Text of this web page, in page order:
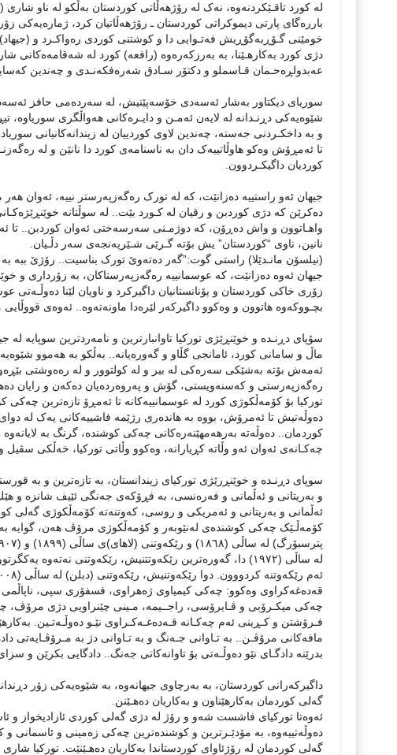
لە کورد تاقـێکردنەوە، نەک لە رۆژهەڵاتی کوردستان بەڵکو لە ناو
باررەگای پارتی دیموکراتی کوردستان ـ رۆژهەڵاتیان کرد، ژمارەیەکی
خومێنی گـۆڕبەگۆڕیش فەتـوایی دا و کوشتنی کوردی رەواکـرد و
دژی کورد بەکارهـێنا، بە بەرزکەرەوە (رافعە) کورد لە شەقامەەکانی
عەبدولڕەحـمان قـاسملو و دکتۆر سـادق شەرەفکەنـدی و چەندین
سوریای دیکتاور بەشار ئەسەدی خۆسەپێنیش، لە سەردەمی حافز ئەسەدی
شێوەیەکی دڕنـدانە لە لایەن ئەمـن و دایـرەکانی هەواڵگری
و بە داخکـردنی جەستە، چەندین لاوی کوردییان لە زیندانەکانیانی
تا ئەمڕۆش وەکو هاوڵاتییەک دان بە ناسنامەی کورد دا نانێن و لە
کوردیان داگیکـردوون.
جیهان ئەو راستییە دەزانێت، کە لە تورک رەگەزپەرستر نییە، ئەوان هەر
دەکرێن کە دژی کوردبن و رقیان لە کـورد بێت.. لە سوڵتانە خوێنڕێژەکـانی
واهـاتوون و واش دەڕۆن، کە دوژمـنی سەرسەختی ئەوان کوردبن.. تا
نانین، ناوی “کوردستان” یش بۆتە گـرێی شـێرپەنجەی سەر دڵـیان.
(نیلسۆن مانـدێلا) راستی گوت:”گەر دەتەوێ تورک بناسیت.. رۆژێ ببە بە
جیهان ئەوە دەزانێت، کە عوسمانییە رەگەزپەرستاکان، بە زۆرداری و
زۆری خاکی کوردستان و یۆنانستانیان داگیرکرد و ناویان لێنا دەوڵـەتی
بچـووکەوە هاتوون و وەکوو داگیرکەر لێرەدا ماونەتەوە.. ئەوەی
سۆپای دڕنـدە و خوێنڕێژی تورکیا تاوانبارترین و نامەردترین سوپایە
ماڵ و سامانی کورد، ئامانجی گڵاو و گەورەیانە.. بەڵکو بە هەموو
ئەمەش بۆتە بەشێکی سەرەکی لە بیر و لە کولتوور و لە رەەوشتی
رەگەزپەرستی و کەسنەویستی، گۆش و پەروەردەیان دەکەن و رایان
تورکیا بۆ کۆمەڵکوژی کورد لە عوسمانییەکانە تا ئەمڕۆ تازەترین
دەوڵەتیش تا ئەمرۆش، بووە بە هاندەری رژێمە فاشییەکانی یەک لە دوای
کوردمان.. دەوڵەتە بەرهەمهێنەرەکانی چەکی کوشندە، گرنگ بە
چەکـانەی ئەوان ئەو وڵاتە کڕیارانە، وەکوو وڵاتی تورکیا، خەڵکی سڤیل و
سوپای دڕنـدە و خوێنڕرێژی تورکیای زیندانستان، بە تازەترین و بە
و بەریتانی و ئەڵمانی و فەرەنسی، بە فڕۆکەی جەنگی ئێیف شانزە و
ئەڵمانی و بەریتانی و ئەمریکی و روسی، کەوتنەتە کۆمەڵکوژی گەلی
کۆمەڵـێک چەکی کوشندەی لەنێوبەر و کۆمەڵکوژی مرۆڤ هەن، گوایە بە
قەدەغەکراوی وەکوو: چەکی کیمیاوی ژەهراوی، فسفۆری سپی، ناپاڵمی
چەکی میکـرۆبی و ڤـایرۆسی، راجــیمە، مـینی چێنراویی دژی مرۆڤ،
فـرۆشتن و کـڕينی ئەم چەکـانە قـەدەغـەکـراوی نێـو دەوڵـەتـین.
مافەکانی مرۆڤـن.. بە تـاوانی جـەنگ و بە تـاوانی دژ بە مـرۆڤـایەتی
بدرێنە دادگـای نێو دەوڵـەتی بۆ تاوانەکانی جەنگ.. دادگایی بکرێن و
داگیرکەرانی کوردستان، بە بەرچاوی جیهانەوە، بە شێوەیەکی زۆر
گەلی کوردمان بەکارهێناون و بەکاریان دەهـێنن.
ئەوەتا تورکیای فاشست شەو و رۆژ لە دژی گەلی کوردی ئازادیخواز و
دەوڵەتییەوە، بە مۆدێـرترین و کوشندەترین چەکی زەمینی و ئاسمانی
گەلی کوردمان لە رۆژئاوای کوردستاندا بەکاریان دەهـێنێت. تورکیا